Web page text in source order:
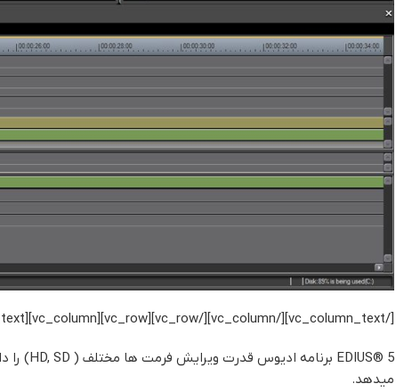
[/vc_column_text][/vc_column][/vc_row][vc_row][vc_column][vc_column_text]
میدهد.